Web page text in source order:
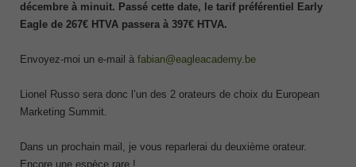
décembre à minuit. Passé cette date, le tarif préférentiel Early
Eagle de 267€ HTVA passera à 397€ HTVA.
Envoyez-moi un e-mail à fabian@eagleacademy.be
Lionel Russo sera donc l’un des 2 orateurs de choix du European
Marketing Summit.
Dans un prochain mail, je vous reparlerai du deuxième orateur.
Encore une espèce rare !